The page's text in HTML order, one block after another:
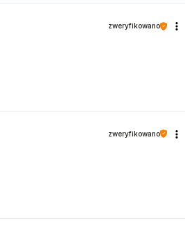
zweryfikowano
zweryfikowano